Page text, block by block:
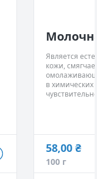
Является
кожи,
в химических
58,00 ₴
100 г
58,00 ₴
100 г